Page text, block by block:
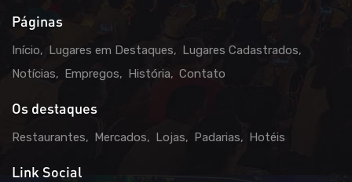
Páginas
Início Lugares em Destaques
Lugares Cadastrados
Notícias
Empregos História Contato
Os destaques
Restaurantes Mercados Lojas Padarias Hotéis
Link Social